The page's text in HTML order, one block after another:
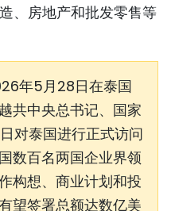
、房地产和批发零售等
年5月28日在泰国
共中央总书记、国家
对泰国进行正式访问
数百名两国企业界领
构想、商业计划和投
望签署总额达数亿美